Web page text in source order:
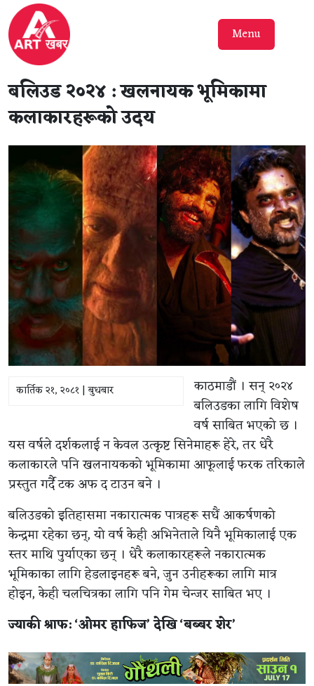
Menu
बलिउड २०२४ : खलनायक भूमिकामा
कलाकारहरूको उदय
कार्तिक २१, २०८१ | बुधबार
काठमाडौं । सन् २०२४
बलिउडका लागि विशेष
वर्ष साबित भएको छ ।
यस वर्षले दर्शकलाई न केवल उत्कृष्ट सिनेमाहरू हेरे, तर धेरै
कलाकारले पनि खलनायकको भूमिकामा आफूलाई फरक तरिकाले
प्रस्तुत गर्दै टक अफ द टाउन बने ।
बलिउडको इतिहासमा नकारात्मक पात्रहरू सधैं आकर्षणको
केन्द्रमा रहेका छन्, यो वर्ष केही अभिनेताले यिनै भूमिकालाई एक
स्तर माथि पुर्याएका छन् । धेरै कलाकारहरूले नकारात्मक
भूमिकाका लागि हेडलाइनहरू बने, जुन उनीहरूका लागि मात्र
होइन, केही चलचित्रका लागि पनि गेम चेन्जर साबित भए ।
ज्याकी श्राफ: ‘ओमर हाफिज’ देखि ‘बब्बर शेर’